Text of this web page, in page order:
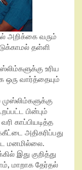
அறிக்கை வரும்
தள்ளி
உரிய
ஒரு வார்த்தையும்
பின்பும்
காப்பியடித்த
அதிகரிப்பது
மனமில்லை.
இது குறித்து
மாறாக தேர்தல்